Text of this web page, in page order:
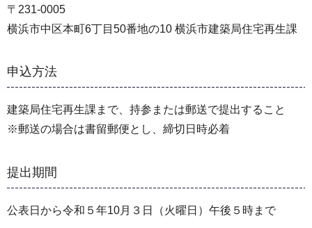
〒231-0005
横浜市中区本町6丁目50番地の10 横浜市建築局住宅再生課
申込方法
建築局住宅再生課まで、持参または郵送で提出すること
※郵送の場合は書留郵便とし、締切日時必着
提出期間
公表日から令和５年10月３日（火曜日）午後５時まで